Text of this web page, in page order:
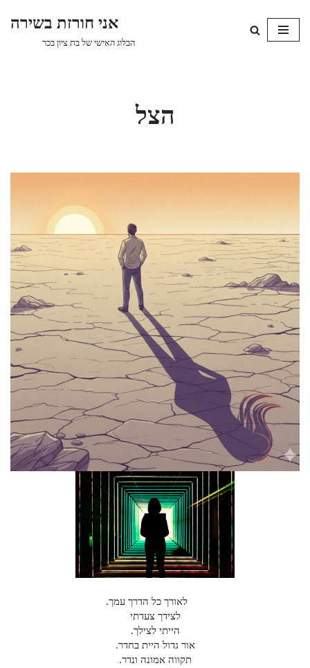
Skip
אני חורזת בשירה
הבלוג האישי של בת ציון בכר
הצל
לאורך כל הדרך עמך.
לצידך צעדתי
הייתי לצילך.
אור גדול היית בחדר.
תקווה אמונה ונדר.